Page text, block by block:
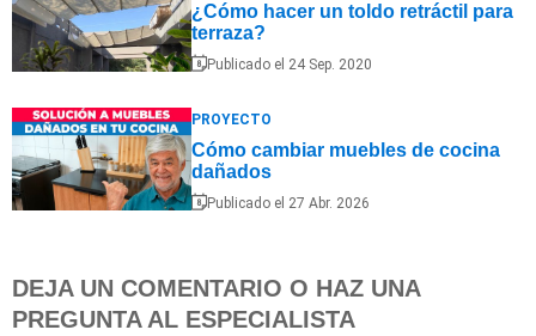
¿Cómo hacer un toldo retráctil para
terraza?
Publicado el 24 Sep. 2020
PROYECTO
Cómo cambiar muebles de cocina
dañados
Publicado el 27 Abr. 2026
DEJA UN COMENTARIO O HAZ UNA
PREGUNTA AL ESPECIALISTA